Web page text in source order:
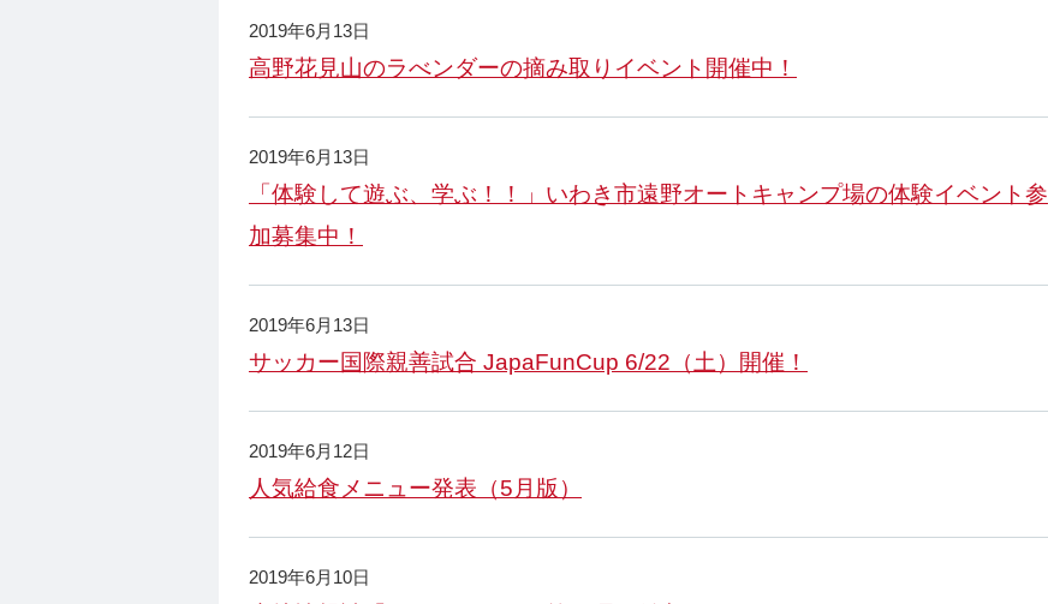
2019年6月13日
高野花見山のラべンダーの摘み取りイベント開催中！
2019年6月13日
「体験して遊ぶ、学ぶ！！」いわき市遠野オートキャンプ場の体験イベント参
加募集中！
2019年6月13日
サッカー国際親善試合 JapaFunCup 6/22（土）開催！
2019年6月12日
人気給食メニュー発表（5月版）
2019年6月10日